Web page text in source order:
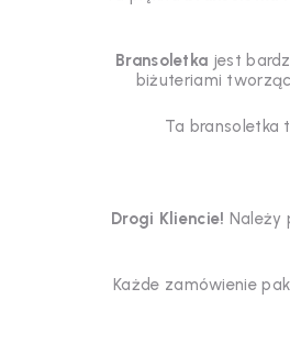
Bransoletka jest
biżuteriami
Ta bransoletka
Drogi Kliencie! Należy
Każde zamówienie